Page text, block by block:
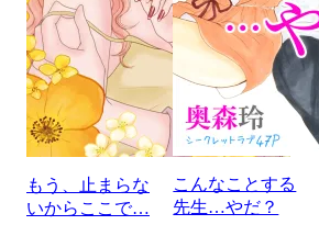
もう、止まらな
いからここで…
こんなことする
先生…やだ？